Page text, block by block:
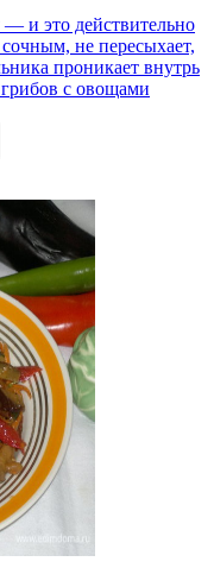
и это действительно
сочным, не пересыхает,
проникает внутрь
грибов с овощами